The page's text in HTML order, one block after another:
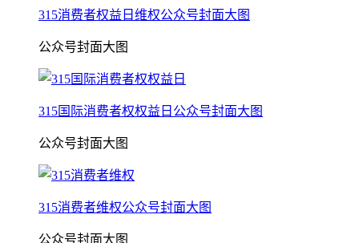
315消费者权益日维权公众号封面大图
公众号封面大图
315国际消费者权权益日公众号封面大图
公众号封面大图
315消费者维权公众号封面大图
公众号封面大图